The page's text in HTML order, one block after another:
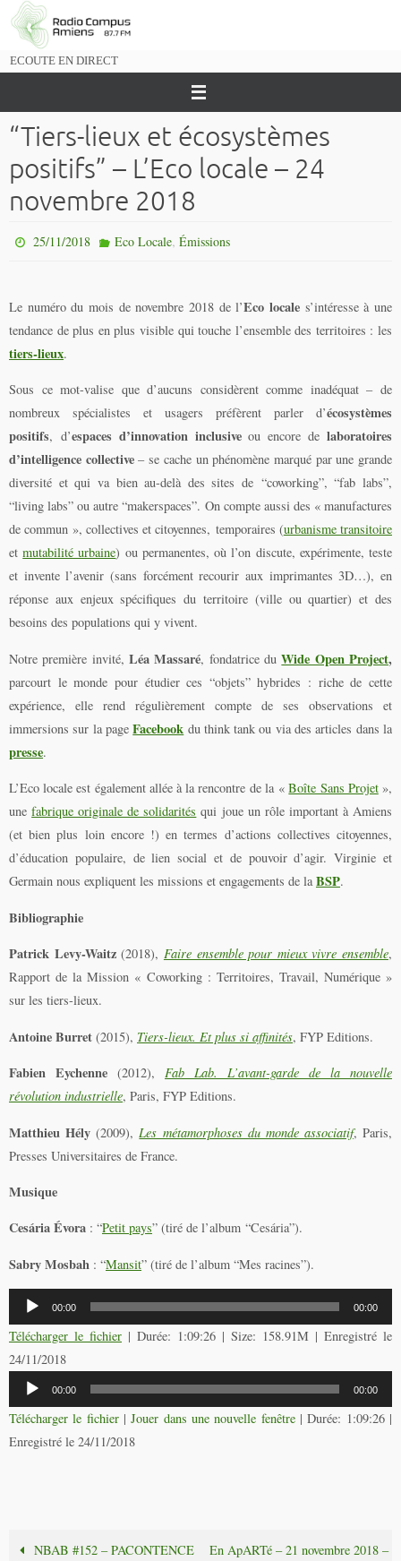
Passer
vers
ECOUTE EN DIRECT
“Tiers-lieux et écosystèmes
positifs” – L’Eco locale – 24
novembre 2018
25/11/2018 Eco Locale, Émissions
Le numéro du mois de novembre 2018 de l’Eco locale s’intéresse à une
tendance de plus en plus visible qui touche l’ensemble des territoires : les
tiers-lieux.
Sous ce mot-valise que d’aucuns considèrent comme inadéquat – de
nombreux spécialistes et usagers préfèrent parler d’écosystèmes
positifs, d’espaces d’innovation inclusiveou encore delaboratoires
d’intelligence collective– se cache un phénomène marqué par une grande
diversité et qui va bien au-delà des sites de “coworking”, “fab labs”,
“living labs” ou autre “makerspaces”. On compte aussi des « manufactures
de commun », collectives et citoyennes, temporaires (urbanisme transitoire
etmutabilité urbaine) ou permanentes, où l’on discute, expérimente, teste
et invente l’avenir (sans forcément recourir aux imprimantes 3D…), en
réponse aux enjeux spécifiques du territoire (ville ou quartier) et des
besoins des populations qui y vivent.
Notre première invité, Léa Massaré, fondatrice duWide Open Project,
parcourt le monde pour étudier ces “objets” hybrides : riche de cette
expérience, elle rend régulièrement compte de ses observations et
immersions sur la pageFacebook du think tank ou via des articles dans la
presse.
L’Eco locale est également allée à la rencontre de la «Boîte Sans Projet»,
unefabrique originale de solidarités qui joue un rôle important à Amiens
(et bien plus loin encore !) en termes d’actions collectives citoyennes,
d’éducation populaire, de lien social et de pouvoir d’agir. Virginie et
Germain nous expliquent les missions et engagements de laBSP.
Bibliographie
Patrick Levy-Waitz(2018), Faire ensemble pour mieux vivre ensemble,
Rapport de la Mission « Coworking : Territoires, Travail, Numérique »
sur les tiers-lieux.
Antoine Burret (2015), Tiers-lieux. Et plus si affinités, FYP Editions.
Fabien Eychenne (2012), Fab Lab. L’avant-garde de la nouvelle
révolution industrielle, Paris, FYP Editions.
Matthieu Hély (2009), Les métamorphoses du monde associatif, Paris,
Presses Universitaires de France.
Musique
Cesária Évora : “Petit pays” (tiré de l’album “Cesária”).
Sabry Mosbah : “Mansit” (tiré de l’album “Mes racines”).
Lecteur
audio
00:00 00:00
Télécharger le fichier | Durée: 1:09:26 | Size: 158.91M | Enregistré le
24/11/2018
Lecteur
audio
00:00 00:00
Télécharger le fichier|Jouer dans une nouvelle fenêtre|Durée: 1:09:26|
Enregistré le 24/11/2018
NBAB #152 – PACONTENCE
En ApARTé – 21 novembre 2018 –